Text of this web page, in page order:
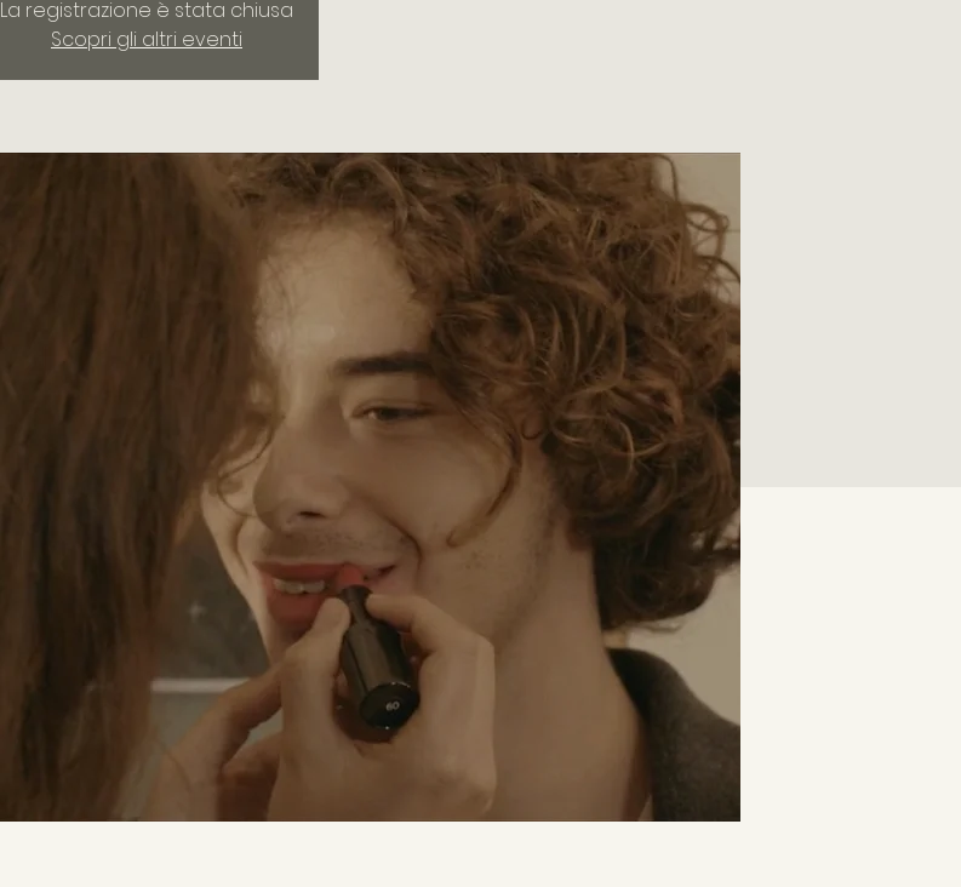
La registrazione è stata chiusa
Scopri gli altri eventi